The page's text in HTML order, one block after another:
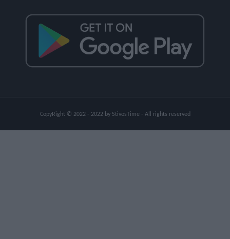
CopyRight © 2022 - 2022 by StivosTime - All rights reserved